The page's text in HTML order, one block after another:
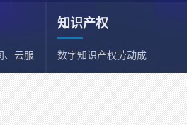
、云服
知识产权
数字知识产权劳动成
果依法享有保护权利